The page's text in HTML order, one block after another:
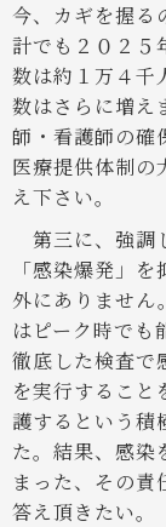
今、カギを握る
計でも２０２５
数は約１万４千
数はさらに増え
師・看護師の確
医療提供体制の
え下さい。
第三に、強調
「感染爆発」
外にありません
はピーク時でも
徹底した検査で
を実行すること
護するという積
た。結果、感染
まった、その責
答え頂きたい。